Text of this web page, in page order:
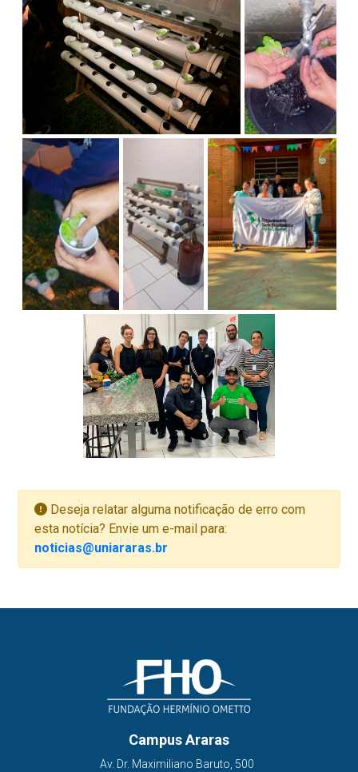
Deseja relatar alguma notificação de erro com
esta notícia? Envie um e-mail para:
noticias@uniararas.br
Campus Araras
Av. Dr. Maximiliano Baruto, 500